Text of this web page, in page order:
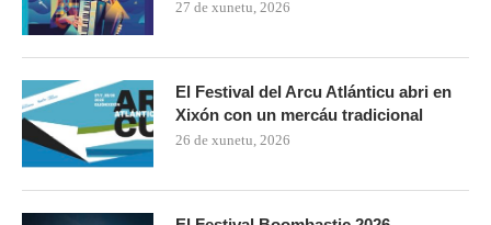
27 de xunetu, 2026
El Festival del Arcu Atlánticu abri en
Xixón con un mercáu tradicional
26 de xunetu, 2026